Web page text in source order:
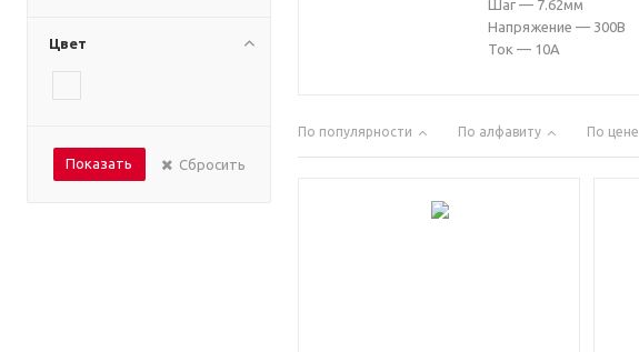
Цвет
Показать Сбросить
Шаг — 7.62мм
Напряжение — 300В
Ток — 10А
По популярности По алфавиту По цене